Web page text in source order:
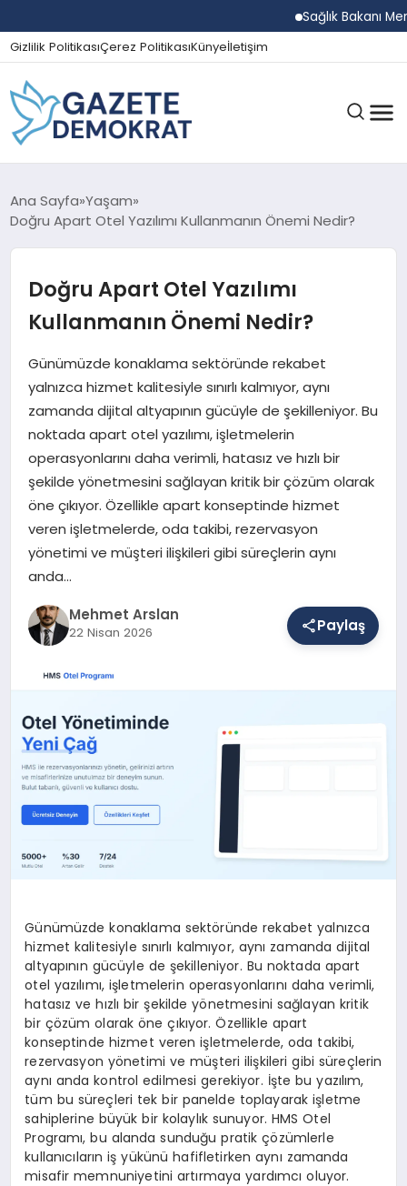
Sağlık Bakanı
Gizlilik PolitikasıÇerez PolitikasıKünyeİletişim
GÜNDEM
SPOR
MAGAZIN
SAĞLIK
EĞITIM
DÜNYA
YAŞAM
Ana Sayfa Yaşam
Doğru Apart Otel Yazılımı Kullanmanın Önemi Nedir?
Doğru Apart Otel Yazılımı
Kullanmanın Önemi Nedir?
Günümüzde konaklama sektöründe rekabet
yalnızca hizmet kalitesiyle sınırlı kalmıyor, aynı
zamanda dijital altyapının gücüyle de şekilleniyor. Bu
noktada apart otel yazılımı, işletmelerin
operasyonlarını daha verimli, hatasız ve hızlı bir
şekilde yönetmesini sağlayan kritik bir çözüm olarak
öne çıkıyor. Özellikle apart konseptinde hizmet
veren işletmelerde, oda takibi, rezervasyon
yönetimi ve müşteri ilişkileri gibi süreçlerin aynı
anda…
Mehmet Arslan
22 Nisan 2026 Paylaş
Günümüzde konaklama sektöründe rekabet yalnızca
hizmet kalitesiyle sınırlı kalmıyor, aynı zamanda dijital
altyapının gücüyle de şekilleniyor. Bu noktada apart
otel yazılımı, işletmelerin operasyonlarını daha verimli,
hatasız ve hızlı bir şekilde yönetmesini sağlayan kritik
bir çözüm olarak öne çıkıyor. Özellikle apart
konseptinde hizmet veren işletmelerde, oda takibi,
rezervasyon yönetimi ve müşteri ilişkileri gibi süreçlerin
aynı anda kontrol edilmesi gerekiyor. İşte bu yazılım,
tüm bu süreçleri tek bir panelde toplayarak işletme
sahiplerine büyük bir kolaylık sunuyor. HMS Otel
Programı, bu alanda sunduğu pratik çözümlerle
kullanıcıların iş yükünü hafifletirken aynı zamanda
misafir memnuniyetini artırmaya yardımcı oluyor.